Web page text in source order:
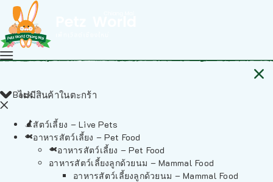
ไม่มีสินค้าในตะกร้า
Back
สัตว์เลี้ยง – Live Pets
อาหารสัตว์เลี้ยง – Pet Food
อาหารสัตว์เลี้ยง – Pet Food
อาหารสัตว์เลี้ยงลูกด้วยนม – Mammal Food
อาหารสัตว์เลี้ยงลูกด้วยนม – Mammal Food